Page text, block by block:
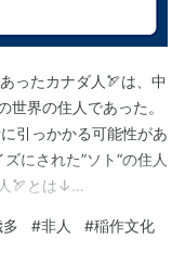
ったカナダ人🏹は、中
世界の住人であった。
引っかかる可能性があ
にされた”ソト“の住人
🏹とは↓
…
#非人 #稲作文化